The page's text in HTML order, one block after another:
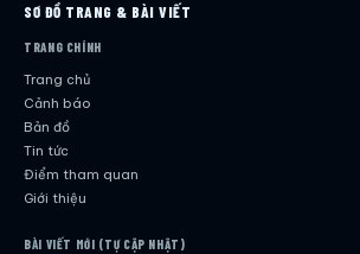
SƠ ĐỒ TRANG & BÀI VIẾT
TRANG CHÍNH
Trang chủ
Cảnh báo
Bản đồ
Tin tức
Điểm tham quan
Giới thiệu
BÀI VIẾT MỚI (TỰ CẬP NHẬT)